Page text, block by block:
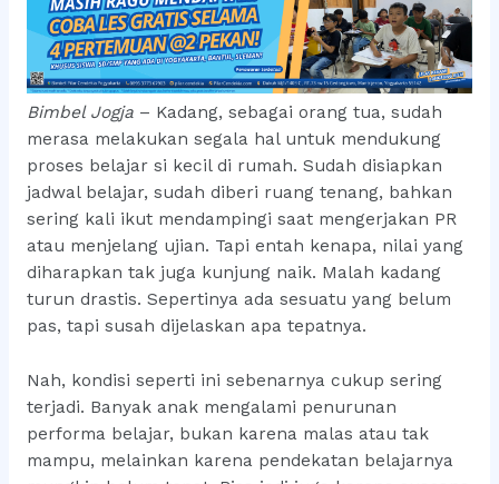
Bimbel Jogja– Kadang, sebagai orang tua, sudah
merasa melakukan segala hal untuk mendukung
proses belajar si kecil di rumah. Sudah disiapkan
jadwal belajar, sudah diberi ruang tenang, bahkan
sering kali ikut mendampingi saat mengerjakan PR
atau menjelang ujian. Tapi entah kenapa, nilai yang
diharapkan tak juga kunjung naik. Malah kadang
turun drastis. Sepertinya ada sesuatu yang belum
pas, tapi susah dijelaskan apa tepatnya.
Nah, kondisi seperti ini sebenarnya cukup sering
terjadi. Banyak anak mengalami penurunan
performa belajar, bukan karena malas atau tak
mampu, melainkan karena pendekatan belajarnya